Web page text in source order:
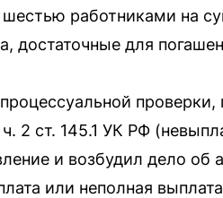
работниками на
достаточные для
проверки,
2 ст. 145.1 УК РФ
и возбудил дело об
или неполная